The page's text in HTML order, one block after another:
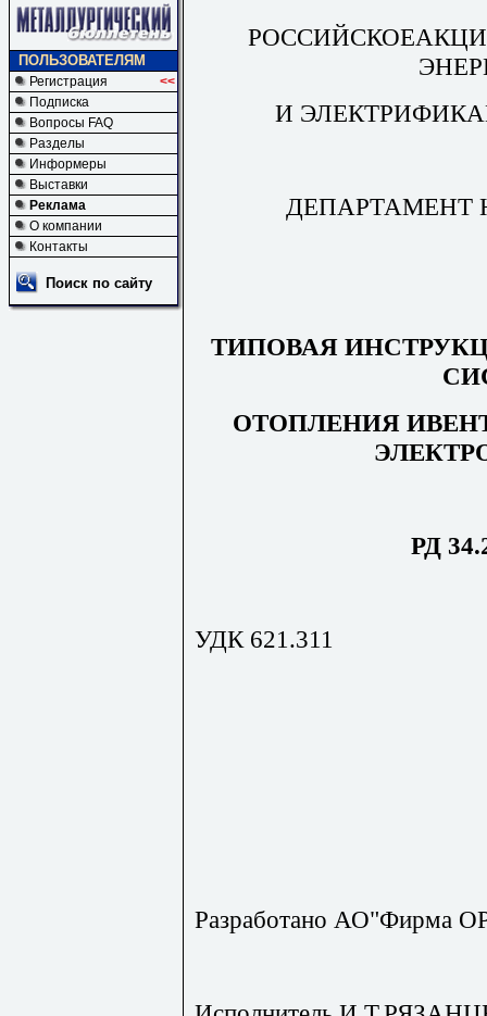
ПОЛЬЗОВАТЕЛЯМ
Регистрация
<<
Подписка
Вопросы FAQ
Разделы
Информеры
Выставки
Реклама
О компании
Контакты
Поиск по сайту
И
ДЕПАРТАМЕНТ
ТИПОВАЯ
ОТОПЛЕНИЯ
РД
УДК 621.311
Разработано АО"Фирма